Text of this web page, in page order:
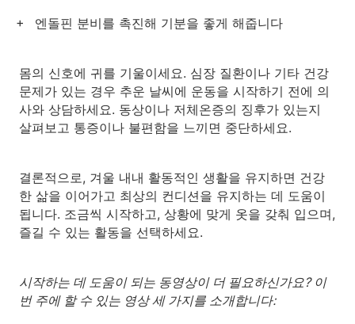
엔돌핀 분비를 촉진해 기분을 좋게 해줍니다
몸의 신호에 귀를 기울이세요. 심장 질환이나 기타 건강
문제가 있는 경우 추운 날씨에 운동을 시작하기 전에 의
사와 상담하세요. 동상이나 저체온증의 징후가 있는지
살펴보고 통증이나 불편함을 느끼면 중단하세요.
결론적으로, 겨울 내내 활동적인 생활을 유지하면 건강
한 삶을 이어가고 최상의 컨디션을 유지하는 데 도움이
됩니다. 조금씩 시작하고, 상황에 맞게 옷을 갖춰 입으며,
즐길 수 있는 활동을 선택하세요.
시작하는 데 도움이 되는 동영상이 더 필요하신가요? 이
번 주에 할 수 있는 영상 세 가지를 소개합니다: